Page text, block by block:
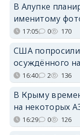
В Алупке
именитому
17:05 0 170
США
осуждённого
16:40 2 136
В Крыму
на некоторых
16:29 0 126